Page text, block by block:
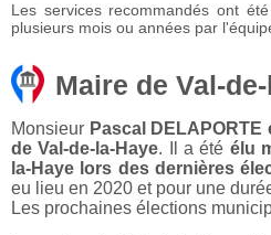
Les services recommandés ont
plusieurs mois ou années par
Maire de Val-
Monsieur Pascal
de Val-de-la-Haye. Il a été élu
la-Haye lors des dernières
eu lieu en 2020 et pour une
Les prochaines élections